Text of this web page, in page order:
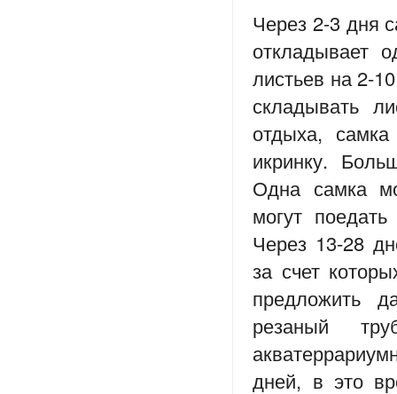
Через 2-3 дня
откладывает
листьев на 2-
складывать
отдыха,
икринку.
Одна самка
могут
Через 13-28
за счет
предложить
резаный
дней, в это